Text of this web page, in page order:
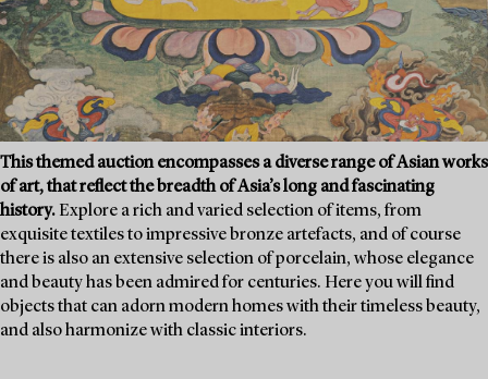
This themed auction encompasses a diverse range of Asian works
of art, that reflect the breadth of Asia’s long and fascinating
history. Explore a rich and varied selection of items, from
exquisite textiles to impressive bronze artefacts, and of course
there is also an extensive selection of porcelain, whose elegance
and beauty has been admired for centuries. Here you will find
objects that can adorn modern homes with their timeless beauty,
and also harmonize with classic interiors.